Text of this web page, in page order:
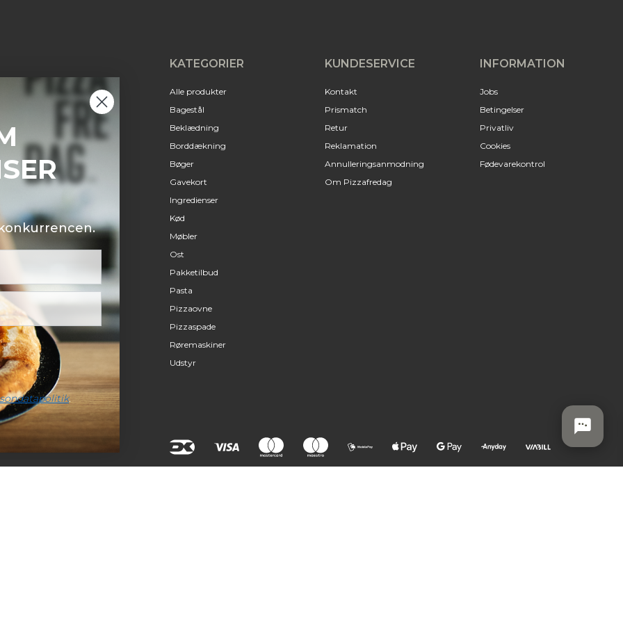
KATEGORIER
Alle produkter
Bagestål
Beklædning
Borddækning
Bøger
Gavekort
Ingredienser
Kød
Møbler
Ost
Pakketilbud
Pasta
Pizzaovne
Pizzaspade
Røremaskiner
Udstyr
KUNDESERVICE
Kontakt
Prismatch
Retur
Reklamation
Annulleringsanmodning
Om Pizzafredag
INFORMATION
Jobs
Betingelser
Privatliv
Cookies
Fødevarekontrol
.